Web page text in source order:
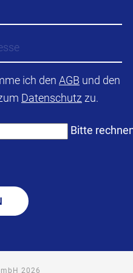
ich den AGB und den
Datenschutz zu.
Bitte
2026